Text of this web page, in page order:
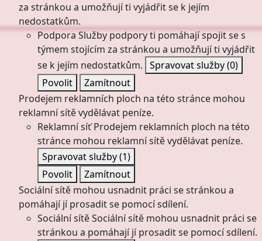
za stránkou a umožňují ti vyjádřit se k jejím
nedostatkům.
Podpora Služby podpory ti pomáhají spojit se s
týmem stojícím za stránkou a umožňují ti vyjádřit
se k jejím nedostatkům. Spravovat služby(0)
Povolit
Zamítnout
Prodejem reklamních ploch na této stránce mohou
reklamní sítě vydělávat peníze.
Reklamní síť Prodejem reklamních ploch na této
stránce mohou reklamní sítě vydělávat peníze.
Spravovat služby(1)
Povolit
Zamítnout
Sociální sítě mohou usnadnit práci se stránkou a
pomáhají jí prosadit se pomocí sdílení.
Sociální sítěSociální sítě mohou usnadnit práci se
stránkou a pomáhají jí prosadit se pomocí sdílení.